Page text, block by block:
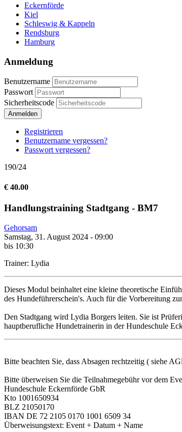
Eckernförde
Kiel
Schleswig & Kappeln
Rendsburg
Hamburg
Anmeldung
Benutzername
Passwort
Sicherheitscode
Anmelden
Registrieren
Benutzername vergessen?
Passwort vergessen?
190/24
€ 40.00
Handlungstraining Stadtgang - BM7
Gehorsam
Samstag, 31. August 2024 - 09:00
bis 10:30
Trainer: Lydia
Dieses Modul beinhaltet eine kleine theoretische
des Hundeführerschein's. Auch für die Vorbereitung
Den Stadtgang wird Lydia Borgers leiten. Sie ist
hauptberufliche Hundetrainerin in der Hundeschule
Bitte beachten Sie, dass Absagen rechtzeitig ( siehe
Bitte überweisen Sie die Teilnahmegebühr vor dem
Hundeschule Eckernförde GbR
Kto 1001650934
BLZ 21050170
IBAN DE 72 2105 0170 1001 6509 34
Überweisungstext: Event + Datum + Name